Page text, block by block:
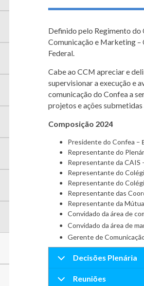
Definido pelo Regimento do
Comunicação e Marketing
Federal.
Cabe ao CCM apreciar e
supervisionar a execução e
comunicação do Confea a
projetos e ações
Composição 2024
Presidente do Confea –
Representante do
Representante da CAIS -
Representante do
Representante do
Representante das
Representante da
Convidado da área de
Convidado da área de
Gerente de
Decisões Plenária
Reuniões